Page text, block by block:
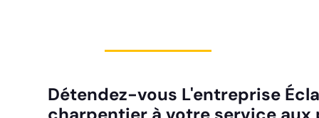
Détendez-vous L'entreprise